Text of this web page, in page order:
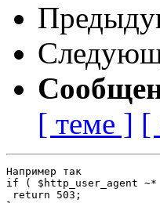
[ теме ] [
Например так
if ( $http_user_agent
return 503;